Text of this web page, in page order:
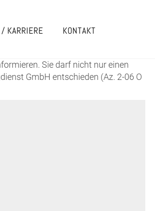
KARRIERE KONTAKT
Sie darf nicht nur einen
GmbH entschieden (Az. 2-06 O